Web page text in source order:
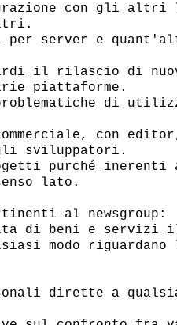
con gli altri
server e
il rilascio di
piattaforme.
di
con
sviluppatori.
purché inerenti
lato.
al newsgroup:
di beni e servizi
modo riguardano
dirette a